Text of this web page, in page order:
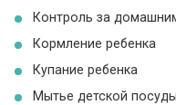
Контроль за
Кормление ребенка
Купание ребенка
Мытье детской посуды